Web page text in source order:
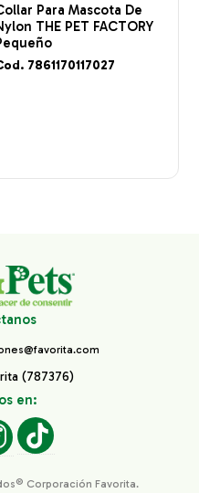
Para Mascota De
THE PET FACTORY
7861170117027
(787376)
en:
Corporación Favorita.